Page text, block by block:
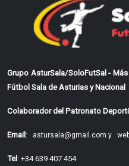
Grupo AsturSala/SoloFutSal -
Fútbol Sala de Asturias y Nacional
Colaborador del Patronato
Email : astursala@gmail.com y
Tel : +34 639 407 454